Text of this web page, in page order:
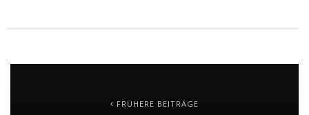
FRÜHERE BEITRÄGE